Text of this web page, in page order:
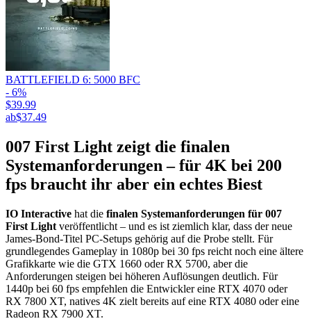
BATTLEFIELD 6: 5000 BFC
- 6%
$39.99
ab$37.49
007 First Light zeigt die finalen
Systemanforderungen – für 4K bei 200
fps braucht ihr aber ein echtes Biest
IO Interactive hat die finalen Systemanforderungen für 007
First Light veröffentlicht – und es ist ziemlich klar, dass der neue
James-Bond-Titel PC-Setups gehörig auf die Probe stellt. Für
grundlegendes Gameplay in 1080p bei 30 fps reicht noch eine ältere
Grafikkarte wie die GTX 1660 oder RX 5700, aber die
Anforderungen steigen bei höheren Auflösungen deutlich. Für
1440p bei 60 fps empfehlen die Entwickler eine RTX 4070 oder
RX 7800 XT, natives 4K zielt bereits auf eine RTX 4080 oder eine
Radeon RX 7900 XT.